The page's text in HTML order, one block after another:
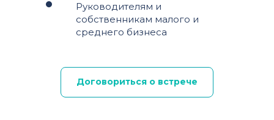
Договориться о встрече
Руководителям и
собственникам малого и
среднего бизнеса